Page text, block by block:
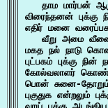
தாம மார்பன்
விரைந்தனன்
எதிர் மனை
வீறு அமை
மகத நல் நாடு
புட்பகம் புக்கு
கோல்வலாளர்
பொன் சுனை-தோறும்
புகுதுக